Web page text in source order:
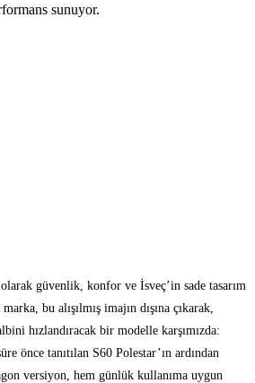
sunuyor.
güvenlik, konfor ve İsveç’in sade tasarım
bu alışılmış imajın dışına çıkarak,
hızlandıracak bir modelle karşımızda:
önce tanıtılan S60 Polestar’ın ardından
versiyon, hem günlük kullanıma uygun